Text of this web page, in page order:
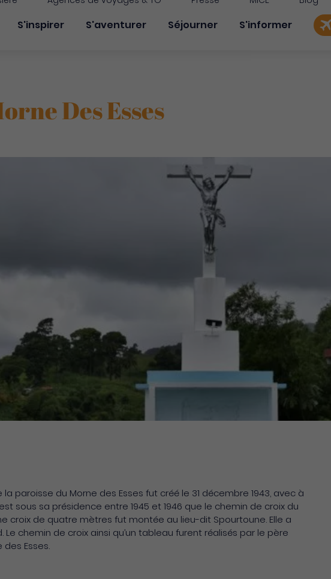
Navigation principale
S'inspirer
S'aventurer Séjourner S'informer
Des Esses
paroisse du Morne des Esses fut créé le 31 décembre 1943, avec à
sous sa présidence entre 1945 et 1946 que le chemin de croix du
croix de quatre mètres fut montée au lieu-dit Spourtoune. Elle a
Le chemin de croix ainsi qu’un tableau furent réalisés par le père
des Esses.